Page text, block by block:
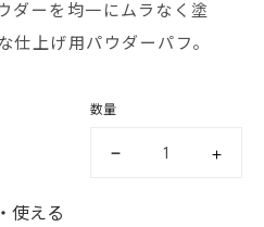
ダーを均一にムラなく塗
仕上げ用パウダーパフ。
数量
使える